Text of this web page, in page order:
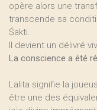
opère alors une
transcende sa
Śakti.
Il devient un délivré
La conscience a été
Lalita signifie la
être une des